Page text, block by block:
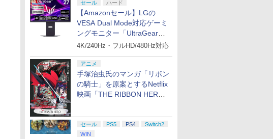
セール ハード
【Amazonセール】LGの
VESA Dual Mode対応ゲーミ
ングモニター「UltraGear
27G850A-B」がお買い得！
4K/240Hz・フルHD/480Hz対応
アニメ
手塚治虫氏のマンガ「リボン
の騎士」を原案とするNetflix
映画「THE RIBBON HERO
セール PS5 PS4
Switch2
WIN